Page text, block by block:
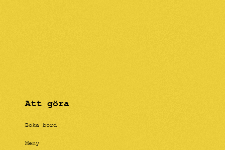
Att göra
Boka bord
Meny